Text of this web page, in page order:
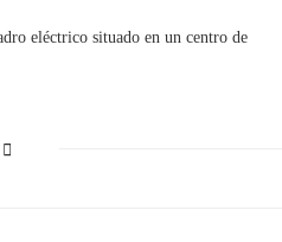
eléctrico situado en un centro de